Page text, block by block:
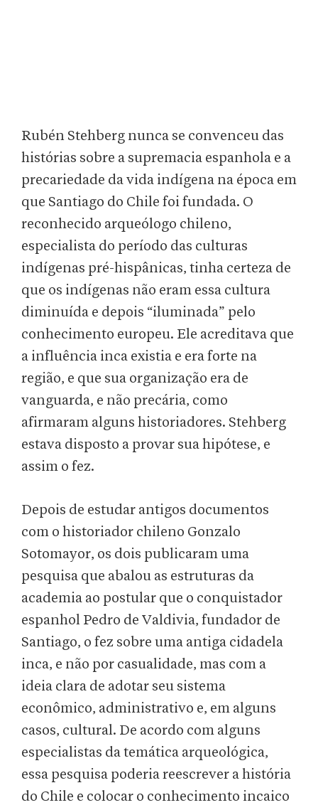
Rubén Stehberg nunca se convenceu das
histórias sobre a supremacia espanhola e a
precariedade da vida indígena na época em
que Santiago do Chile foi fundada. O
reconhecido arqueólogo chileno,
especialista do período das culturas
indígenas pré-hispânicas, tinha certeza de
que os indígenas não eram essa cultura
diminuída e depois “iluminada” pelo
conhecimento europeu. Ele acreditava que
a influência inca existia e era forte na
região, e que sua organização era de
vanguarda, e não precária, como
afirmaram alguns historiadores. Stehberg
estava disposto a provar sua hipótese, e
assim o fez.
Depois de estudar antigos documentos
com o historiador chileno Gonzalo
Sotomayor, os dois publicaram uma
pesquisa que abalou as estruturas da
academia ao postular que o conquistador
espanhol Pedro de Valdivia, fundador de
Santiago, o fez sobre uma antiga cidadela
inca, e não por casualidade, mas com a
ideia clara de adotar seu sistema
econômico, administrativo e, em alguns
casos, cultural. De acordo com alguns
especialistas da temática arqueológica,
essa pesquisa poderia reescrever a história
do Chile e colocar o conhecimento incaico